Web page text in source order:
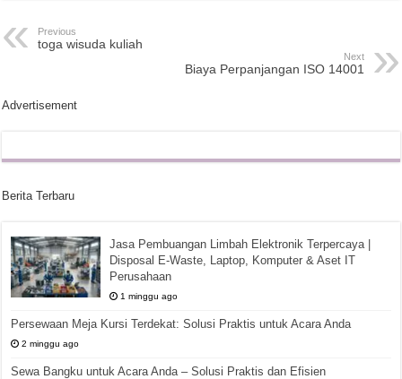
Previous
toga wisuda kuliah
Next
Biaya Perpanjangan ISO 14001
Advertisement
Berita Terbaru
Jasa Pembuangan Limbah Elektronik Terpercaya |
Disposal E-Waste, Laptop, Komputer & Aset IT
Perusahaan
1 minggu ago
Persewaan Meja Kursi Terdekat: Solusi Praktis untuk Acara Anda
2 minggu ago
Sewa Bangku untuk Acara Anda – Solusi Praktis dan Efisien